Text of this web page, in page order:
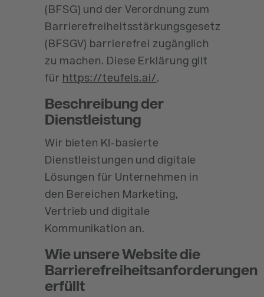
(BFSG) und der Verordnung zum
Barrierefreiheitsstärkungsgesetz
(BFSGV) barrierefrei zugänglich
zu machen. Diese Erklärung gilt
für https://teufels.ai/.
Beschreibung der
Dienstleistung
Wir bieten KI-basierte
Dienstleistungen und digitale
Lösungen für Unternehmen in
den Bereichen Marketing,
Vertrieb und digitale
Kommunikation an.
Wie unsere Website die
Barrierefreiheitsanforderungen
erfüllt